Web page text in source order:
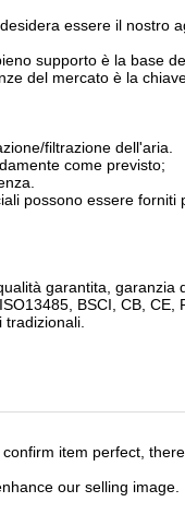
essere il nostro
supporto è la base
del mercato è la
filtrazione dell'aria.
come previsto;
possono essere forniti
garantita, garanzia
BSCI, CB, CE,
item perfect,
our selling image.